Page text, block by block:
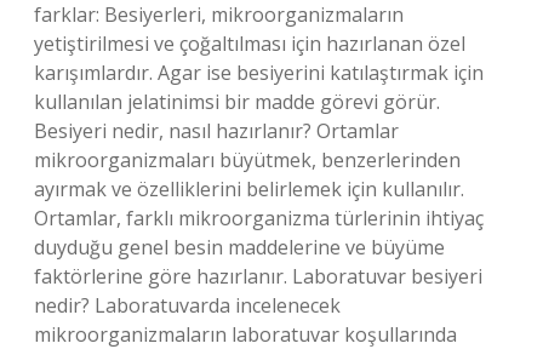
farklar: Besiyerleri, mikroorganizmaların
yetiştirilmesi ve çoğaltılması için hazırlanan özel
karışımlardır. Agar ise besiyerini katılaştırmak için
kullanılan jelatinimsi bir madde görevi görür.
Besiyeri nedir, nasıl hazırlanır? Ortamlar
mikroorganizmaları büyütmek, benzerlerinden
ayırmak ve özelliklerini belirlemek için kullanılır.
Ortamlar, farklı mikroorganizma türlerinin ihtiyaç
duyduğu genel besin maddelerine ve büyüme
faktörlerine göre hazırlanır. Laboratuvar besiyeri
nedir? Laboratuvarda incelenecek
mikroorganizmaların laboratuvar koşullarında